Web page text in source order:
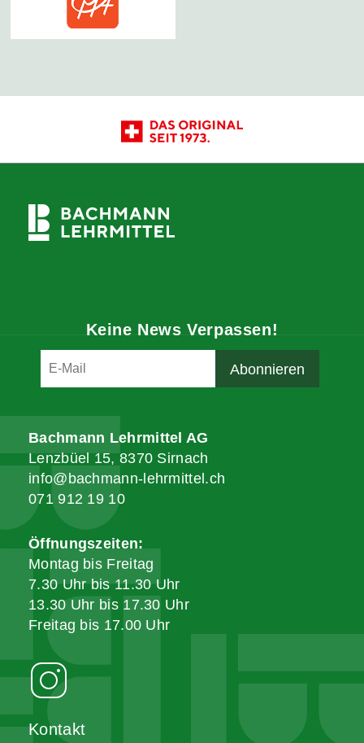
Keine News Verpassen!
Kontakt
Bachmann Lehrmittel AG
Lenzbüel 15, 8370 Sirnach
info@bachmann-lehrmittel.ch
071 912 19 10
Öffnungszeiten:
Montag bis Freitag
7.30 Uhr bis 11.30 Uhr
13.30 Uhr bis 17.30 Uhr
Freitag bis 17.00 Uhr